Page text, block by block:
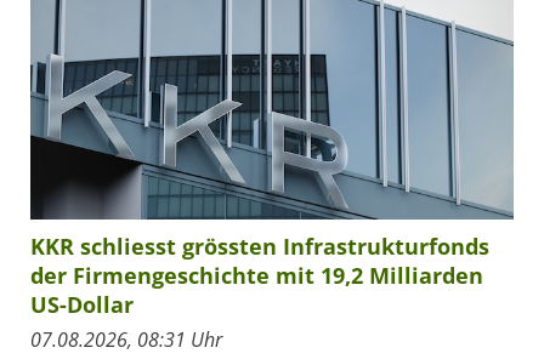
KKR schliesst grössten Infrastrukturfonds
der Firmengeschichte mit 19,2 Milliarden
US-Dollar
07.08.2026, 08:31 Uhr